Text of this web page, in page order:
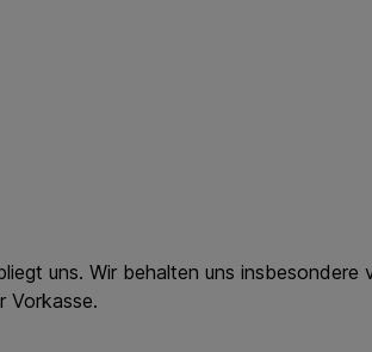
Wir behalten uns insbesondere
Vorkasse.